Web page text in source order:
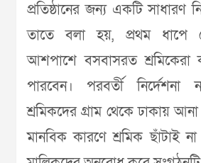
প্রতিষ্ঠানের জন্য একটি সাধারণ
তাতে বলা হয়, প্রথম ধাপে
আশপাশে বসবাসরত শ্রমিকেরা
পারবেন। পরবর্তী নির্দেশনা
শ্রমিকদের গ্রাম থেকে ঢাকায়
মানবিক কারণে শ্রমিক ছাঁটাই